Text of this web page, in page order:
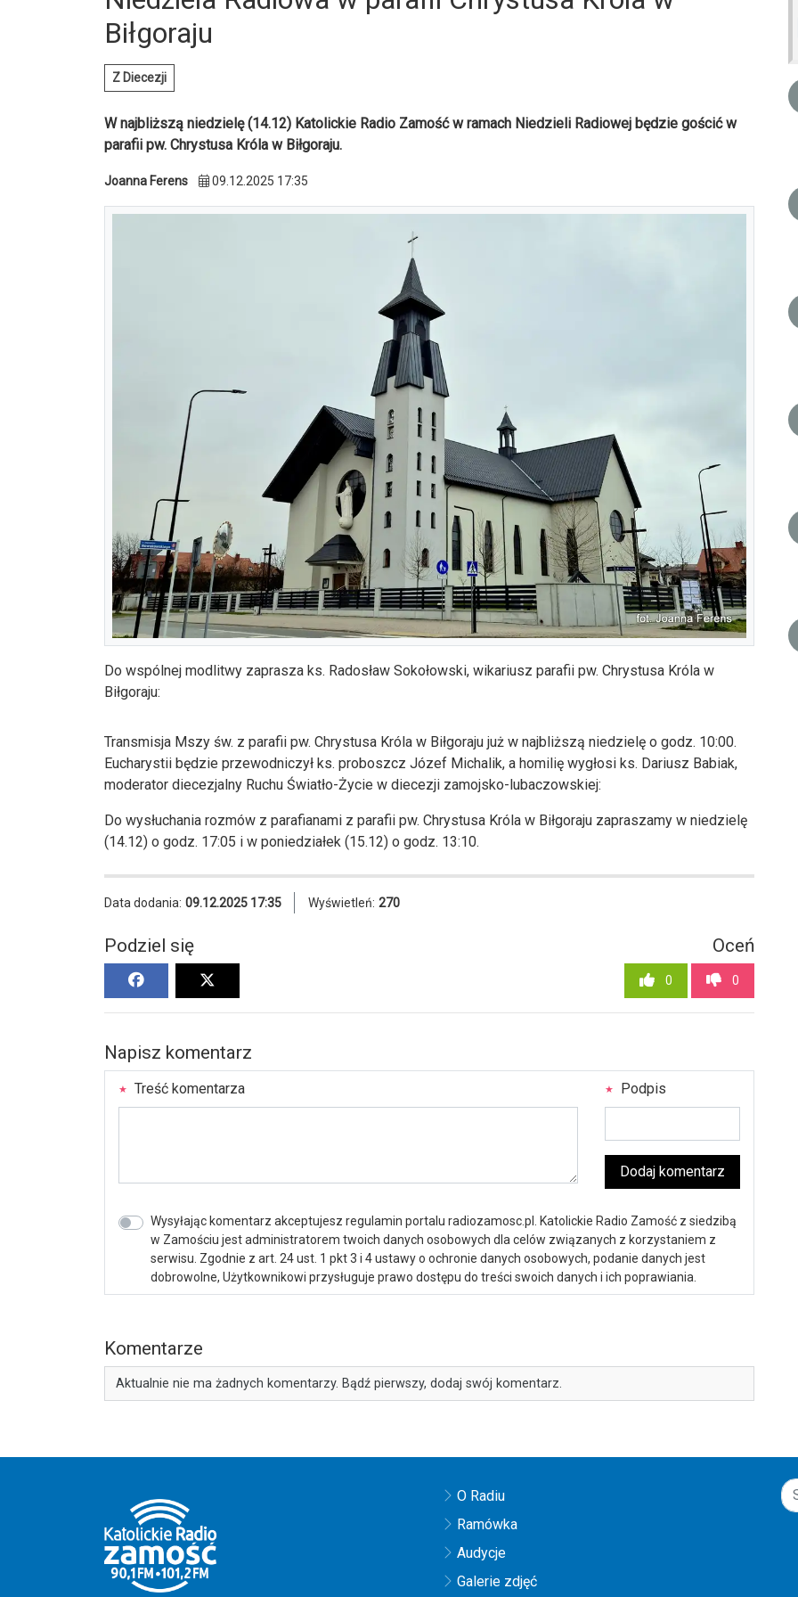
Biłgoraju
Z Diecezji
W najbliższą niedzielę (14.12) Katolickie Radio Zamość w ramach Niedzieli Radiowej będzie gościć w
parafii pw. Chrystusa Króla w Biłgoraju.
Joanna Ferens 09.12.2025 17:35
Do wspólnej modlitwy zaprasza ks. Radosław Sokołowski, wikariusz parafii pw. Chrystusa Króla w
Biłgoraju:
Transmisja Mszy św. z parafii pw. Chrystusa Króla w Biłgoraju już w najbliższą niedzielę o godz. 10:00.
Eucharystii będzie przewodniczył ks. proboszcz Józef Michalik, a homilię wygłosi ks. Dariusz Babiak,
moderator diecezjalny Ruchu Światło-Życie w diecezji zamojsko-lubaczowskiej:
Do wysłuchania rozmów z parafianami z parafii pw. Chrystusa Króla w Biłgoraju zapraszamy w niedzielę
(14.12) o godz. 17:05 i w poniedziałek (15.12) o godz. 13:10.
Data dodania: 09.12.2025 17:35 Wyświetleń: 270
Podziel się Oceń
0 0
Napisz komentarz
Treść komentarza Podpis
Dodaj komentarz
Wysyłając komentarz akceptujesz regulamin portalu radiozamosc.pl. Katolickie Radio Zamość z siedzibą
w Zamościu jest administratorem twoich danych osobowych dla celów związanych z korzystaniem z
serwisu. Zgodnie z art. 24 ust. 1 pkt 3 i 4 ustawy o ochronie danych osobowych, podanie danych jest
dobrowolne, Użytkownikowi przysługuje prawo dostępu do treści swoich danych i ich poprawiania.
Komentarze
Aktualnie nie ma żadnych komentarzy. Bądź pierwszy, dodaj swój komentarz.
O Radiu
Ramówka
Audycje
Galerie zdjęć